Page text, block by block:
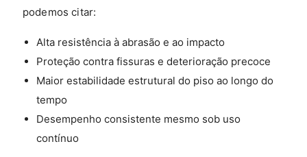
podemos citar:
Alta resistência à abrasão e ao impacto
Proteção contra fissuras e deterioração precoce
Maior estabilidade estrutural do piso ao longo do
tempo
Desempenho consistente mesmo sob uso
contínuo